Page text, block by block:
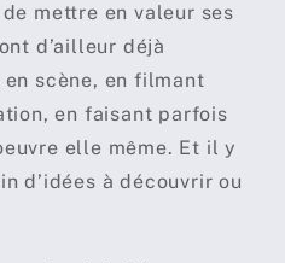
mettre en valeur ses
d’ailleur déjà
scène, en filmant
en faisant parfois
elle même. Et il y
d’idées à découvrir ou